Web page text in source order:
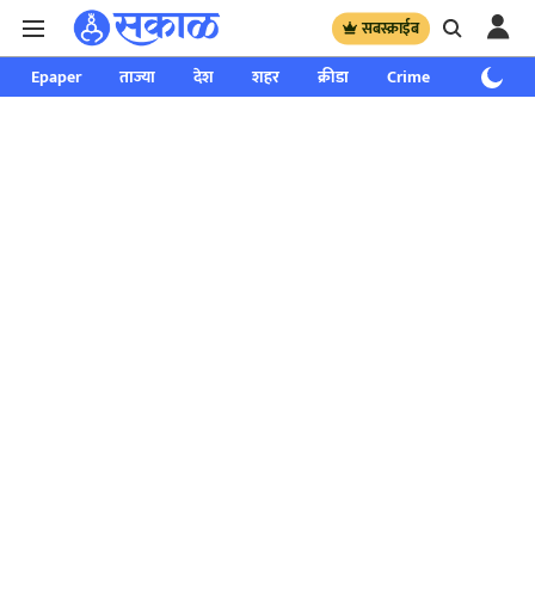
सबस्क्राईब
Epaper ताज्या देश शहर क्रीडा Crime साप्ताहिक